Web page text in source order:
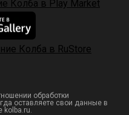
обработки
оставляете свои данные в
kolba.ru.